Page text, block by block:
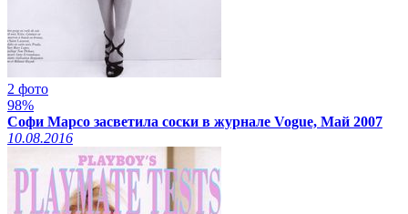
2 фото
98%
Софи Марсо засветила соски в журнале Vogue, Май 2007
10.08.2016